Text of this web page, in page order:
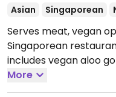
Asian
Singaporean
Serves meat, vegan
Singaporean
includes vegan aloo
tofu madras and more.
Sun 12:00-23:00.
More